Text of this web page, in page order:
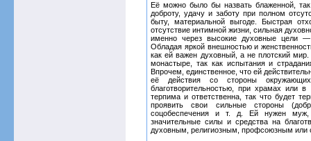
Её можно было бы назвать блаженной,
доброту, удачу и заботу при полном
быту, материальной выгоде. Быстрая
отсутствие интимной жизни, сильная
именно через высокие духовные цели
Обладая яркой внешностью и
как ей важен духовный, а не плотский
монастыре, так как испытания и
Впрочем, единственное, что ей
её действия со стороны
благотворительностью, при храмах или
терпима и ответственна, так что будет
проявить свои сильные стороны
соцобеспечения и т. д. Ей нужен муж,
значительные силы и средства на
духовным, религиозным, профсоюзным или